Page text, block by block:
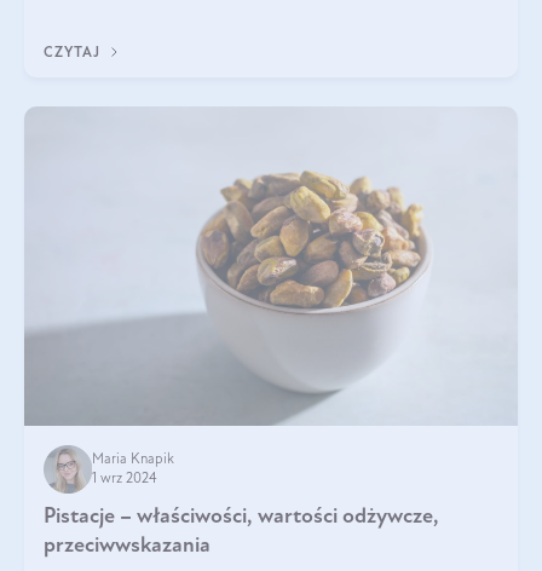
CZYTAJ
Maria Knapik
1 wrz 2024
Pistacje – właściwości, wartości odżywcze,
przeciwwskazania